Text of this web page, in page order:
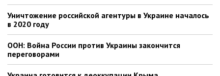
Уничтожение российской агентуры в Украине началось
в 2020 году
ООН: Война России против Украины закончится
переговорами